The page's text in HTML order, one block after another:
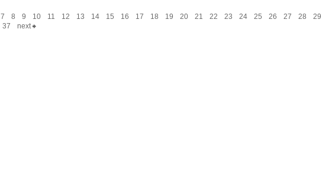
7 8 9 10 11 12 13 14 15 16 17 18 19 20 21 22 23 24 25 26 27 28
29
37 next